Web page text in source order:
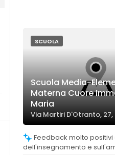
SCUOLA
Scuola Media-
Materna Cuore
Maria
Via Martiri D'Otranto, 27,
dell'insegnamento e